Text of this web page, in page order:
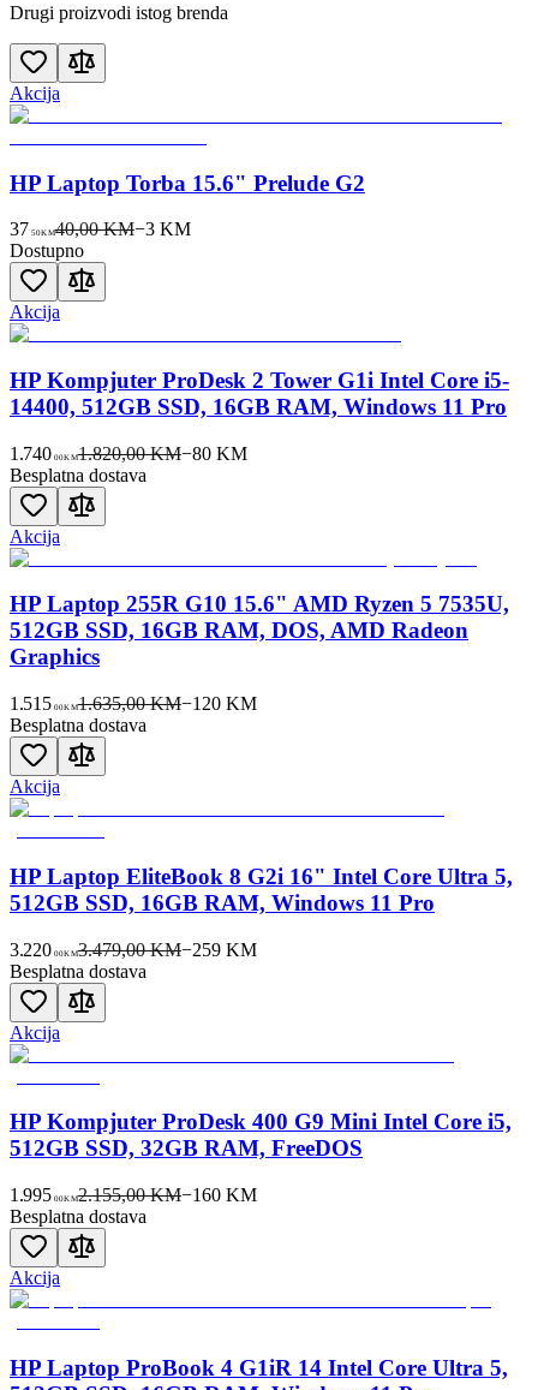
Drugi proizvodi istog brenda
Akcija
HP Laptop Torba 15.6" Prelude G2
37 50KM40,00 KM−3KM
Dostupno
Akcija
HP Kompjuter ProDesk 2 Tower G1i Intel Core i5-
14400, 512GB SSD, 16GB RAM, Windows 11 Pro
1.740 00KM1.820,00 KM−80KM
Besplatna dostava
Akcija
HP Laptop 255R G10 15.6" AMD Ryzen 5 7535U,
512GB SSD, 16GB RAM, DOS, AMD Radeon
Graphics
1.515 00KM1.635,00 KM−120KM
Besplatna dostava
Akcija
HP Laptop EliteBook 8 G2i 16" Intel Core Ultra 5,
512GB SSD, 16GB RAM, Windows 11 Pro
3.220 00KM3.479,00 KM−259KM
Besplatna dostava
Akcija
HP Kompjuter ProDesk 400 G9 Mini Intel Core i5,
512GB SSD, 32GB RAM, FreeDOS
1.995 00KM2.155,00 KM−160KM
Besplatna dostava
Akcija
HP Laptop ProBook 4 G1iR 14 Intel Core Ultra 5,